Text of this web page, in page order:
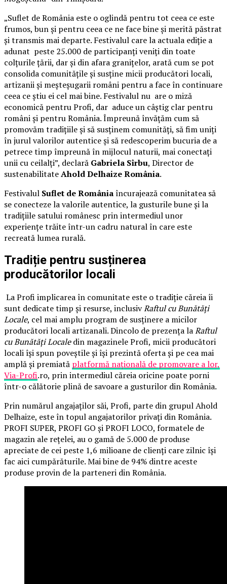
„Suflet de România este o oglindă pentru tot ceea ce este
frumos, bun și pentru ceea ce ne face bine și merită păstrat
și transmis mai departe. Festivalul care la actuala ediție a
adunat peste 25.000 de participanți veniți din toate
colțurile țării, dar și din afara granițelor, arată cum se pot
consolida comunitățile și susține micii producători locali,
artizanii și meșteșugarii români pentru a face în continuare
ceea ce știu ei cel mai bine. Festivalul nu are o miză
economică pentru Profi, dar aduce un câștig clar pentru
români și pentru România. Împreună învățăm cum să
promovăm tradițiile și să susținem comunități, să fim uniți
în jurul valorilor autentice și să redescoperim bucuria de a
petrece timp împreună în mijlocul naturii, mai conectați
unii cu ceilalți”, declară Gabriela Sîrbu, Director de
sustenabilitateAhold Delhaize România.
Festivalul Suflet de Româniaîncurajează comunitatea să
se conecteze la valorile autentice, la gusturile bune și la
tradițiile satului românesc prin intermediul unor
experiențe trăite într-un cadru natural în care este
recreată lumea rurală.
Tradiție pentru susținerea
producătorilor locali
La Profi implicarea în comunitate este o tradiție căreia îi
sunt dedicate timp și resurse, inclusivRaftul cu Bunătăți
Locale, cel mai amplu program de susținere a micilor
producători locali artizanali. Dincolo de prezența laRaftul
cu Bunătăți Localedin magazinele Profi, micii producători
locali își spun poveștile și își prezintă oferta și pe cea mai
amplă și premiată platformă națională de promovare a lor,
Via-Profi.ro, prin intermediul căreia oricine poate porni
într-o călătorie plină de savoare a gusturilor din România.
Prin numărul angajaților săi, Profi, parte din grupul Ahold
Delhaize, este în topul angajatorilor privați din România.
PROFI SUPER, PROFI GO și PROFI LOCO, formatele de
magazin ale rețelei, au o gamă de 5.000 de produse
apreciate de cei peste 1,6 milioane de clienți care zilnic își
fac aici cumpărăturile. Mai bine de 94% dintre aceste
produse provin de la parteneri din România.